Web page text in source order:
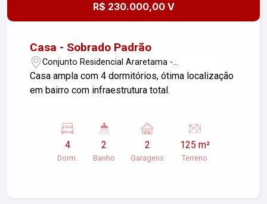
R$ 230.000,00 V
Casa - Sobrado Padrão
Conjunto Residencial Araretama -
Pindamonhangaba/SP
Casa ampla com 4 dormitórios, ótima localização
em bairro com infraestrutura total.
4
Dorm.
2
Banho
2
Garagens
125 m²
Terreno